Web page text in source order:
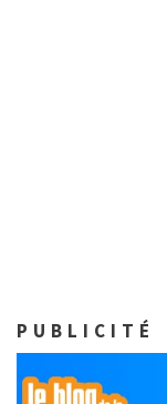
PUBLICITÉ